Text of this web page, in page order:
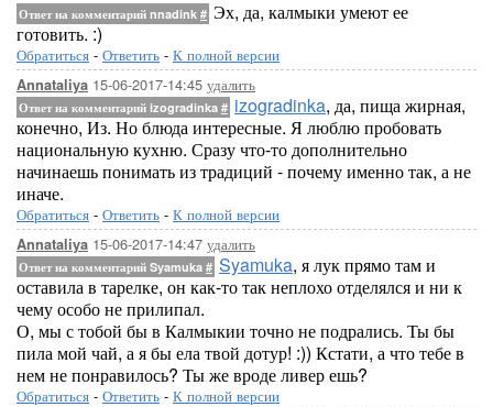
Ответ на комментарий nnadink # Эх, да, калмыки умеют ее
готовить. :)
Обратиться - Ответить - К полной версии
Annataliya 15-06-2017-14:45 удалить
Ответ на комментарий izogradinka # izogradinka, да, пища жирная,
конечно, Из. Но блюда интересные. Я люблю пробовать
национальную кухню. Сразу что-то дополнительно
начинаешь понимать из традиций - почему именно так, а не
иначе.
Обратиться - Ответить - К полной версии
Annataliya 15-06-2017-14:47 удалить
Ответ на комментарий Syamuka # Syamuka, я лук прямо там и
оставила в тарелке, он как-то так неплохо отделялся и ни к
чему особо не прилипал.
О, мы с тобой бы в Калмыкии точно не подрались. Ты бы
пила мой чай, а я бы ела твой дотур! :)) Кстати, а что тебе в
нем не понравилось? Ты же вроде ливер ешь?
Обратиться - Ответить - К полной версии